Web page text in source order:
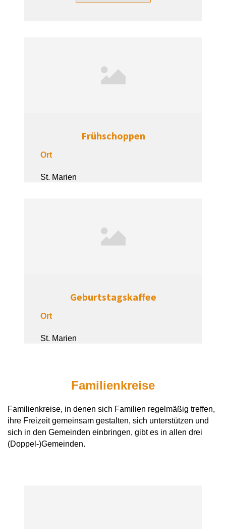
Frühschoppen
Ort
St. Marien
Geburtstagskaffee
Ort
St. Marien
Familienkreise
Familienkreise, in denen sich Familien regelmäßig treffen,
ihre Freizeit gemeinsam gestalten, sich unterstützen und
sich in den Gemeinden einbringen, gibt es in allen drei
(Doppel-)Gemeinden.